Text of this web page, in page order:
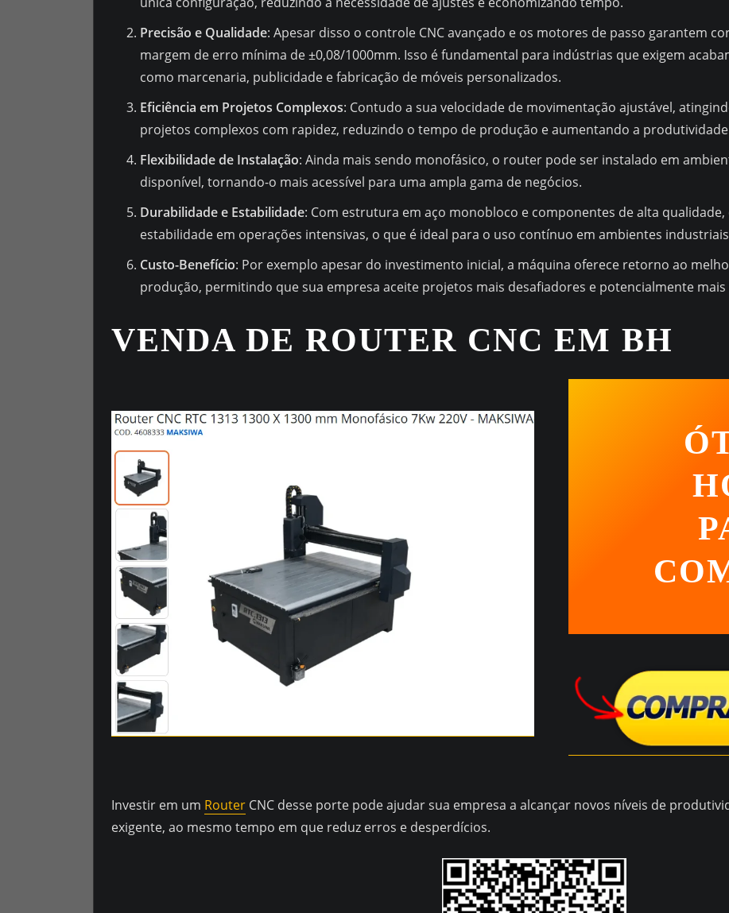
Precisão e Qualidade: Apesar disso o controle CNC avançado e os motores de passo garantem
margem de erro mínima de ±0,08/1000mm. Isso é fundamental para indústrias que exigem
como marcenaria, publicidade e fabricação de móveis personalizados.
Eficiência em Projetos Complexos: Contudo a sua velocidade de movimentação ajustável,
projetos complexos com rapidez, reduzindo o tempo de produção e aumentando a
Flexibilidade de Instalação: Ainda mais sendo monofásico, o router pode ser instalado em
disponível, tornando-o mais acessível para uma ampla gama de negócios.
Durabilidade e Estabilidade: Com estrutura em aço monobloco e componentes de alta
estabilidade em operações intensivas, o que é ideal para o uso contínuo em ambientes
Custo-Benefício: Por exemplo apesar do investimento inicial, a máquina oferece retorno ao
produção, permitindo que sua empresa aceite projetos mais desafiadores e potencialmente
VENDA DE ROUTER CNC EM BH
Investir em um Router CNC desse porte pode ajudar sua empresa a alcançar novos níveis de
exigente, ao mesmo tempo em que reduz erros e desperdícios.